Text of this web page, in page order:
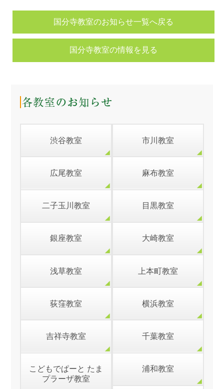
国分寺教室のお知らせ一覧へ戻る
国分寺教室の情報を見る
渋谷教室 市川教室
広尾教室 麻布教室
二子玉川教室 目黒教室
銀座教室 大崎教室
浅草教室 上本町教室
荻窪教室 横浜教室
吉祥寺教室 千葉教室
こどもでぱーと たま
プラーザ教室
浦和教室